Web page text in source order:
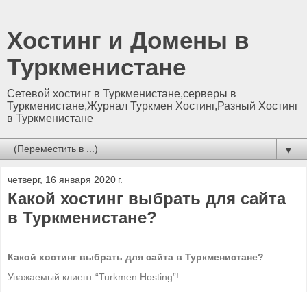
Хостинг и Домены в
Туркменистане
Сетевой хостинг в Туркменистане,серверы в
Туркменистане,Журнал Туркмен Хостинг,Разный Хостинг
в Туркменистане
▼
четверг, 16 января 2020 г.
Какой хостинг выбрать для сайта
в Туркменистане?
Какой хостинг выбрать для сайта в Туркменистане?
Уважаемый клиент “Turkmen Hosting”!